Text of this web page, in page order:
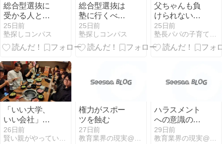
総合型選抜に
受かる人と
は？合格率
は？【推薦と
の違い／受か
学】
25日前
塾探しコンパス
総合型選抜は
塾に行くべき
か？いつか
ら？【おすす
めランキング
25日前
塾探しコンパス
父ちゃんも負
けられない！
～最近の我が
家、悩める
「息子」編～
25日前
塾長パパの子育て＆教育研究所
「いい大学、
いい会社」が
ゴールなら、
この親子は幸
26日前
賢い親がやっている「できない」子を『できる』ようにする方法。
権力がスポー
ツを蝕む
27日前
教育業界の現実@埼玉
ハラスメント
への意識の低
さ
29日前
教育業界の現実@埼玉